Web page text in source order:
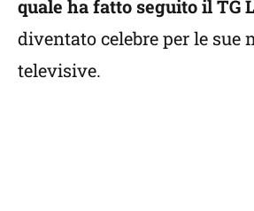
quale ha fatto seguito il TG
diventato celebre per le sue
televisive.